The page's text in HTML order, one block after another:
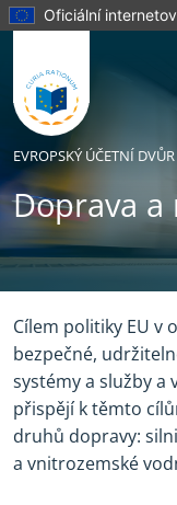
Oficiální
EVROPSKÝ ÚČETNÍ DVŮR
Doprava a
Cílem politiky EU v
bezpečné,
systémy a služby a
přispějí k těmto
druhů dopravy:
a vnitrozemské